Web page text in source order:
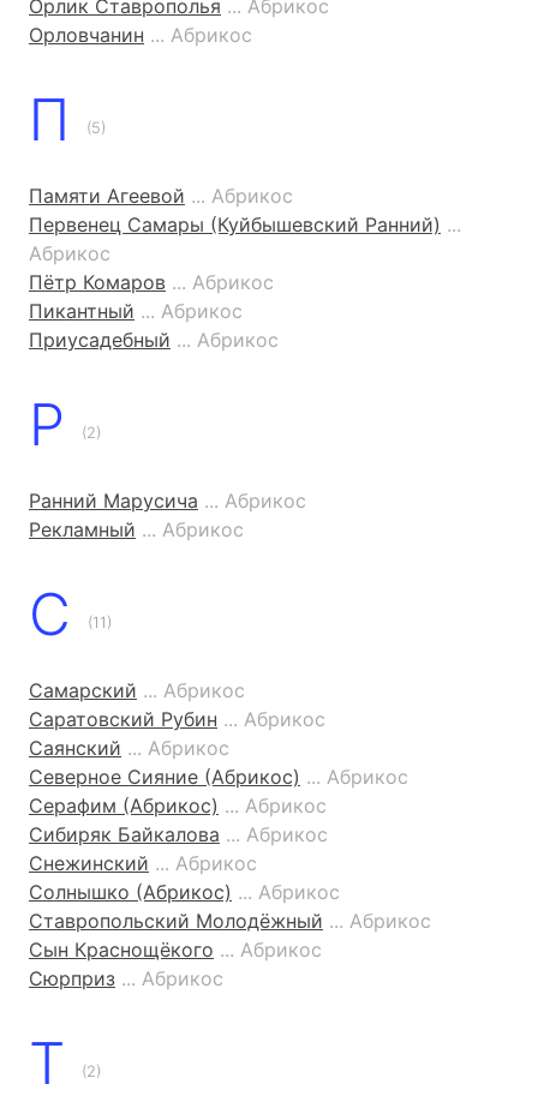
Орлик Ставрополья ... Абрикос
Орловчанин ... Абрикос
П (5)
Памяти Агеевой ... Абрикос
Первенец Самары (Куйбышевский Ранний) ...
Абрикос
Пётр Комаров ... Абрикос
Пикантный ... Абрикос
Приусадебный ... Абрикос
Р (2)
Ранний Марусича ... Абрикос
Рекламный ... Абрикос
С (11)
Самарский ... Абрикос
Саратовский Рубин ... Абрикос
Саянский ... Абрикос
Северное Сияние (Абрикос) ... Абрикос
Серафим (Абрикос) ... Абрикос
Сибиряк Байкалова ... Абрикос
Снежинский ... Абрикос
Солнышко (Абрикос) ... Абрикос
Ставропольский Молодёжный ... Абрикос
Сын Краснощёкого ... Абрикос
Сюрприз ... Абрикос
Т (2)